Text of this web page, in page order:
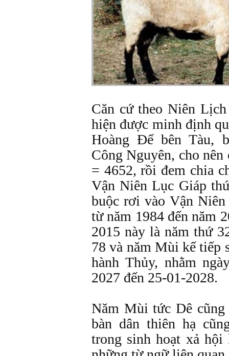
Căn cứ theo Niên
hiện được minh định
Hoàng Đế bên Tàu,
Công Nguyên, cho
= 4652, rồi đem chia
Vận Niên Lục Giáp
buộc rơi vào Vận
từ năm 1984 đến năm
2015 này là năm thứ
78 và năm Mùi kế tiếp
hành Thủy, nhằm
2027 đến 25-01-2028.
Năm Mùi tức Dê
bàn dân thiên hạ
trong sinh hoạt xả